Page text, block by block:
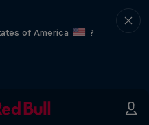
of America
?
Jr.